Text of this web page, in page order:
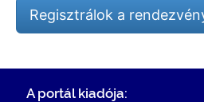
Regisztrálok a
A portál kiadója: